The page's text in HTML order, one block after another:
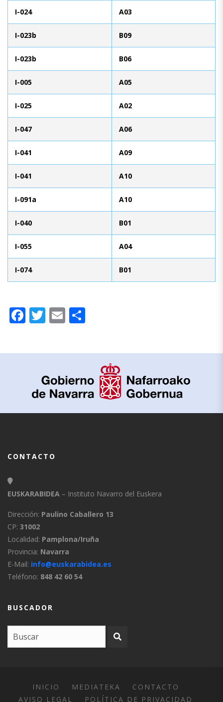
I-024 A03
I-023b B09
I-023b B06
I-005 A05
I-025 A02
I-047 A06
I-041 A09
I-041 A10
I-091a A10
I-040 B01
I-055 A04
I-074 B01
Facebook
Twitter
Email
CONTACTO
EUSKARABIDEA – Instituto Navarro del Euskera
Dirección: Paulino Caballero 13
CP: 31002
Localidad: Pamplona/Iruña
Provincia: Navarra
E-Mail: info@euskarabidea.es
Teléfono: 848 42 60 54
BUSCADOR
INICIO MEDIATEKA
CONTACTO
AVISO LEGAL
POLÍTICA DE PRIVACIDAD